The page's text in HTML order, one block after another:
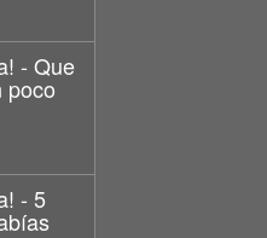
- Que
poco
- 5